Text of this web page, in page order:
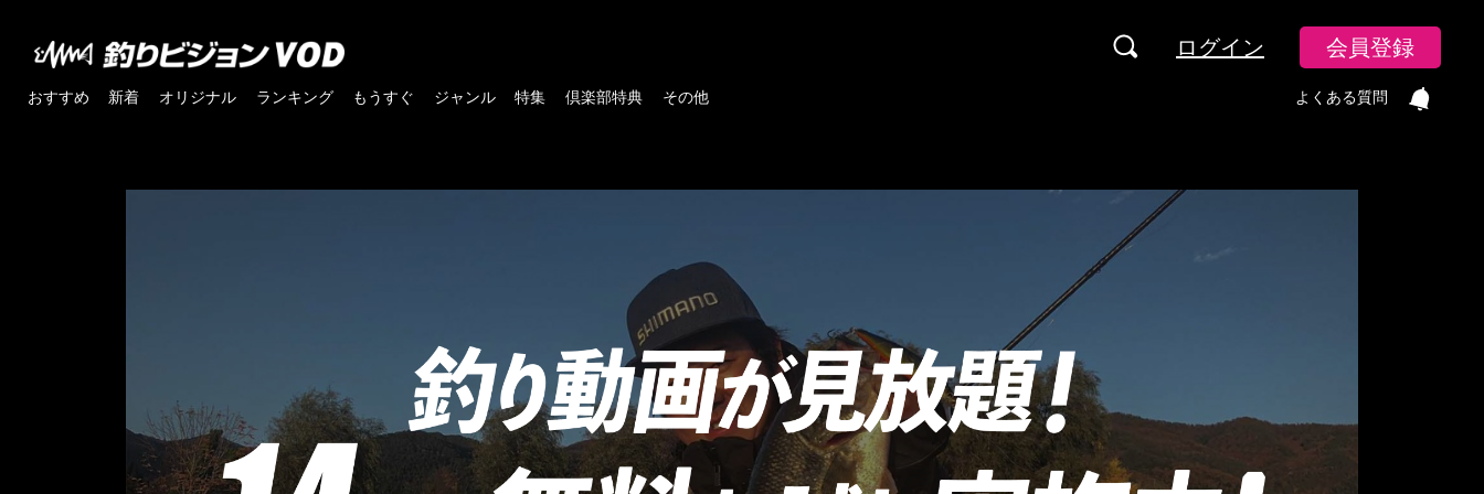
ログイン 会員登録
おすすめ 新着 オリジナル ランキング もうすぐ ジャンル 特集 倶楽部特典 その他 よくある質問